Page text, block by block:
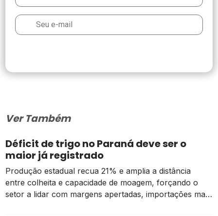
Ver Também
Déficit de trigo no Paraná deve ser o
maior já registrado
Produção estadual recua 21% e amplia a distância
entre colheita e capacidade de moagem, forçando o
setor a lidar com margens apertadas, importações mais